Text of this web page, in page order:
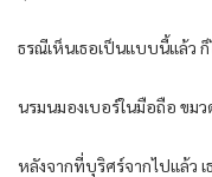
ธรณีเห็นเธอเป็นแบบนี้แล้ว
นรมนมองเบอร์ในมือถือ ขมว
หลังจากที่บุริศร์จากไปแล้ว